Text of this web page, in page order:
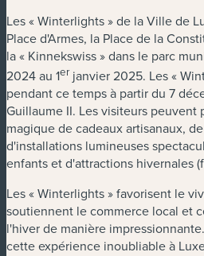
Les « Winterlights » de la Ville de
Place d'Armes, la Place de la
la « Kinnekswiss » dans le parc
2024 au 1erjanvier 2025. Les «
pendant ce temps à partir du 7
Guillaume II. Les visiteurs peuvent
magique de cadeaux artisanaux,
d'installations lumineuses
enfants et d'attractions hivernales
Les « Winterlights » favorisent le
soutiennent le commerce local et
l'hiver de manière
cette expérience inoubliable à